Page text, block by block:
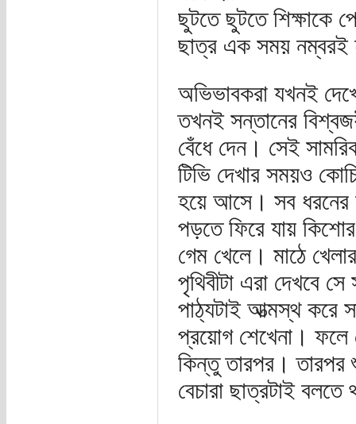
ছুটতে ছুটতে শিক্ষাকে
ছাত্র এক সময় নম্বরই
অভিভাবকরা যখনই
তখনই সন্তানের
বেঁধে দেন। সেই
টিভি দেখার সময়ও
হয়ে আসে। সব ধরনের
পড়তে ফিরে যায়
গেম খেলে। মাঠে
পৃথিবীটা এরা দেখবে
পাঠ্যটাই আত্মস্থ করে
প্রয়োগ শেখেনা। ফলে
কিন্তু তারপর। তারপর
বেচারা ছাত্রটাই